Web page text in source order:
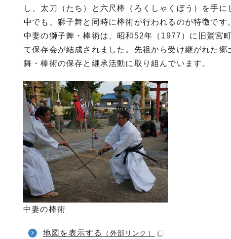
し、太刀（たち）と六尺棒（ろくしゃくぼう）を手
中でも、獅子舞と同時に棒術が行われるのが特徴です
中妻の獅子舞・棒術は、昭和52年（1977）に旧鷲宮
て保存会が結成されました。先祖から受け継がれた
舞・棒術の保存と継承活動に取り組んでいます。
中妻の棒術
地図を表示する （外部リンク）